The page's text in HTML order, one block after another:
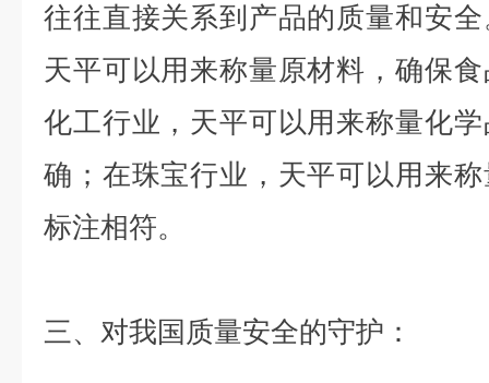
往往直接关系到产品的质量和安
天平可以用来称量原材料，确保
化工行业，天平可以用来称量化
确；在珠宝行业，天平可以用来
标注相符。
三、对我国质量安全的守护：